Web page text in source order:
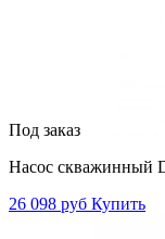
Под заказ
Насос скважинный
26 098 руб Купить